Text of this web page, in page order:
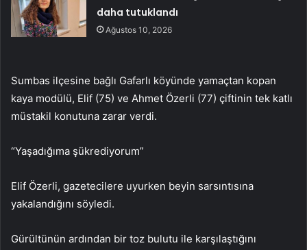
daha tutuklandı
Ağustos 10, 2026
Sumbas ilçesine bağlı Gafarlı köyünde yamaçtan kopan
kaya modülü, Elif (75) ve Ahmet Özerli (77) çiftinin tek katlı
müstakil konutuna zarar verdi.
“Yaşadığıma şükrediyorum”
Elif Özerli, gazetecilere uyurken beyin sarsıntısına
yakalandığını söyledi.
Gürültünün ardından bir toz bulutu ile karşılaştığını